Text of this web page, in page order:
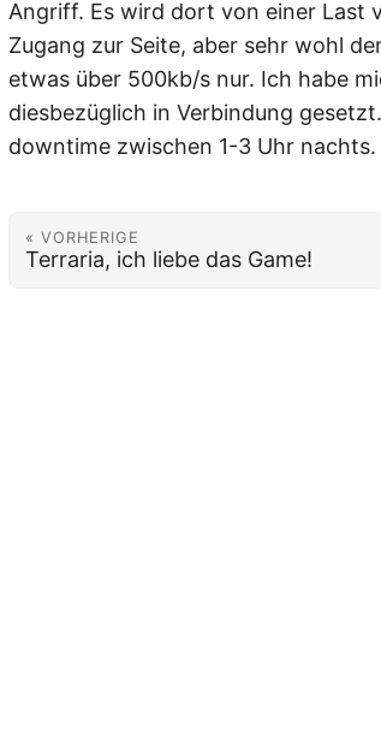
Angriff. Es wird dort von einer Last
Zugang zur Seite, aber sehr wohl
etwas über 500kb/s nur. Ich habe
diesbezüglich in Verbindung
downtime zwischen 1-3 Uhr
« VORHERIGE
Terraria, ich liebe das Game!